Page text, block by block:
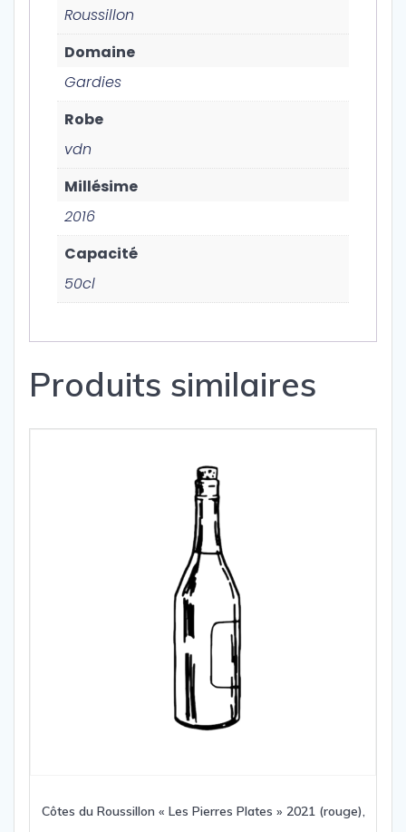
Roussillon
Domaine
Gardies
Robe
vdn
Millésime
2016
Capacité
50cl
Produits similaires
Côtes du Roussillon « Les Pierres Plates » 2021 (rouge),